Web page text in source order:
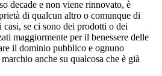
decade e non viene rinnovato, è
di qualcun altro o comunque di
se ci sono dei prodotti o dei
maggiormente per il benessere delle
il dominio pubblico e ognuno
anche su qualcosa che è già